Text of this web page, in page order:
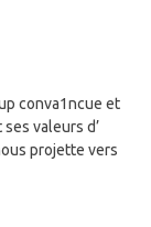
conva1ncue et
valeurs d’
projette vers